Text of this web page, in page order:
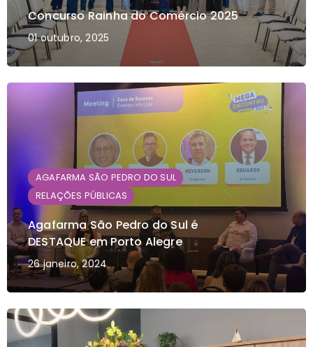
Concurso Rainha do Comércio 2025
01 outubro, 2025
AGAFARMA SÃO PEDRO DO SUL
RELAÇÕES PÚBLICAS
Agafarma São Pedro do Sul é
DESTAQUE em Porto Alegre
26 janeiro, 2024